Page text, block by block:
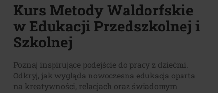
Kurs Metody Waldorfskie
w Edukacji Przedszkolnej i
Szkolnej
Poznaj inspirujące podejście do pracy z dziećmi.
Odkryj, jak wygląda nowoczesna edukacja oparta
na kreatywności, relacjach oraz świadomym